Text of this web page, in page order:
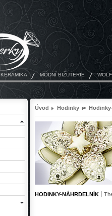
KERAMIKA MÓDNÍ BIŽUTERIE
Úvod Hodinky >
HODINKY-NÁHRDELNÍK